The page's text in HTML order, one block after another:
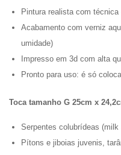
Pintura realista com
Acabamento com verniz
umidade)
Impresso em 3d com alta
Pronto para uso: é só
Toca tamanho G 25cm x
Serpentes colubrídeas
Pítons e jiboias juvenis,